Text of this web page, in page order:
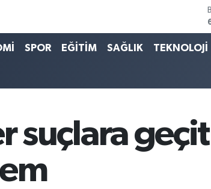
SPOR EĞİTİM SAĞLIK TEKNOLOJİ
suçlara